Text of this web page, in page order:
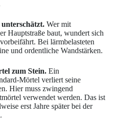
Wer mit
Hauptstraße baut, wundert sich
Bei lärmbelasteten
und ordentliche Wandstärken.
zum Stein. Ein
Mörtel verliert seine
Hier muss zwingend
verwendet werden. Das ist
erst Jahre später bei der